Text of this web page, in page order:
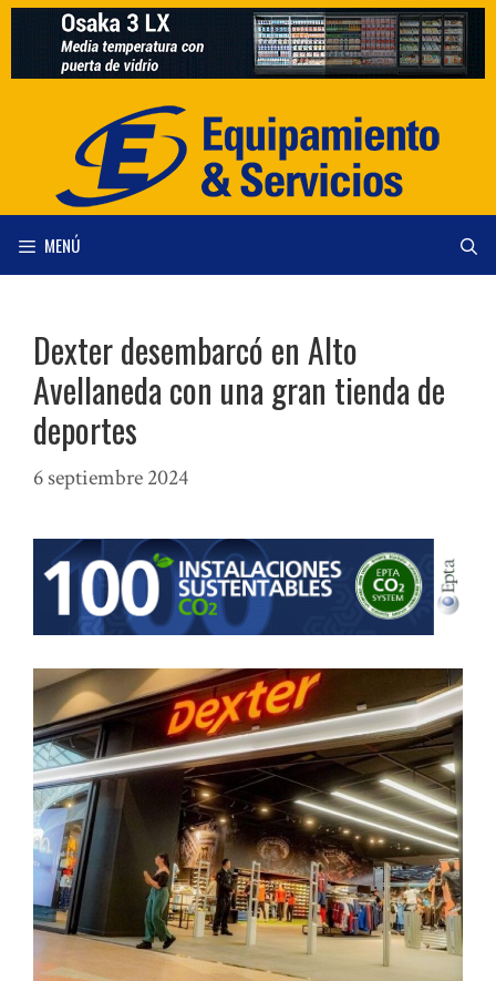
Saltar
contenido
MENÚ
Dexter desembarcó en Alto
Avellaneda con una gran tienda de
deportes
6 septiembre 2024